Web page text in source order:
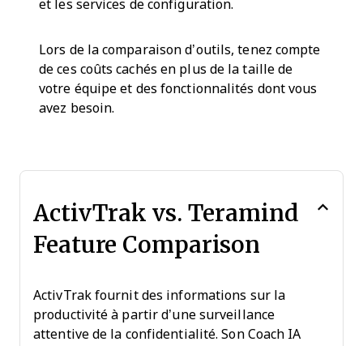
et les services de configuration.
Lors de la comparaison d’outils, tenez compte
de ces coûts cachés en plus de la taille de
votre équipe et des fonctionnalités dont vous
avez besoin.
ActivTrak vs. Teramind
Feature Comparison
ActivTrak fournit des informations sur la
productivité à partir d’une surveillance
attentive de la confidentialité. Son Coach IA